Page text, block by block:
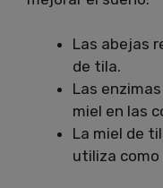
Las abejas
de tila.
Las
miel en las
La miel de
utiliza